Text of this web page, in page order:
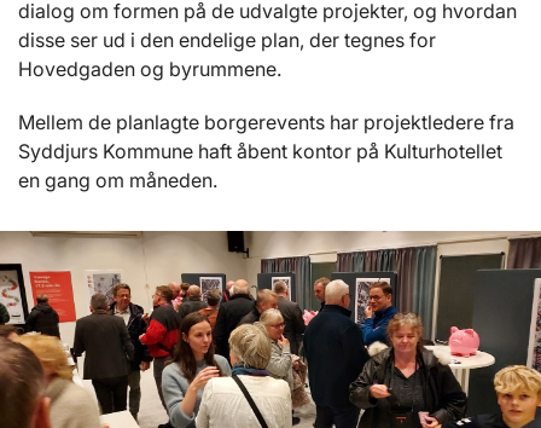
dialog om formen på de udvalgte projekter, og hvordan
disse ser ud i den endelige plan, der tegnes for
Hovedgaden og byrummene.
Mellem de planlagte borgerevents har projektledere fra
Syddjurs Kommune haft åbent kontor på Kulturhotellet
en gang om måneden.